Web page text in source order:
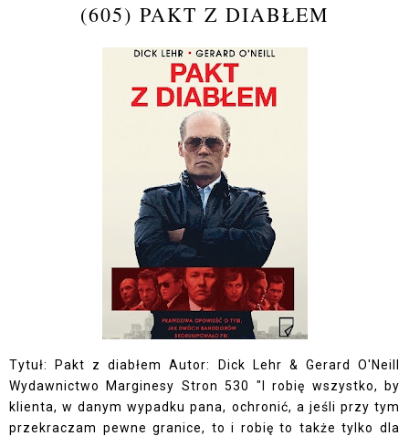
(605) PAKT Z DIABŁEM
Tytuł: Pakt z diabłem Autor: Dick Lehr & Gerard O'Neill
Wydawnictwo Marginesy Stron 530 "I robię wszystko, by
klienta, w danym wypadku pana, ochronić, a jeśli przy tym
przekraczam pewne granice, to i robię to także tylko dla